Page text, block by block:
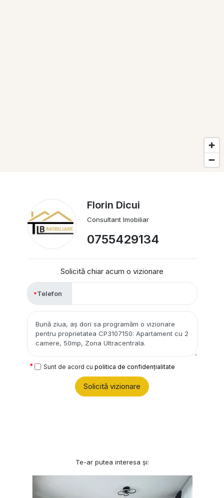
Florin Dicui
Consultant Imobiliar
0755429134
Solicită chiar acum o vizionare
Telefon
Sunt de acord cu politica de confidențialitate
Solicită vizionare
Te-ar putea interesa și: